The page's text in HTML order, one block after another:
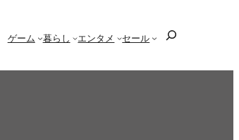
ゲーム 暮らし エンタメ セール